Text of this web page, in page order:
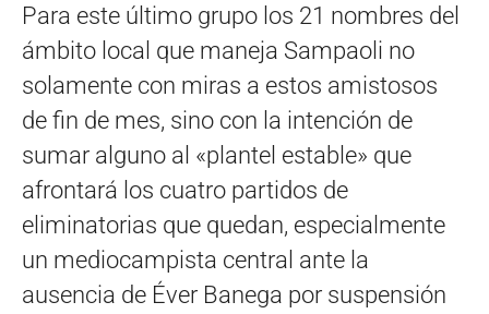
Para este último grupo los 21 nombres del
ámbito local que maneja Sampaoli no
solamente con miras a estos amistosos
de fin de mes, sino con la intención de
sumar alguno al «plantel estable» que
afrontará los cuatro partidos de
eliminatorias que quedan, especialmente
un mediocampista central ante la
ausencia de Éver Banega por suspensión